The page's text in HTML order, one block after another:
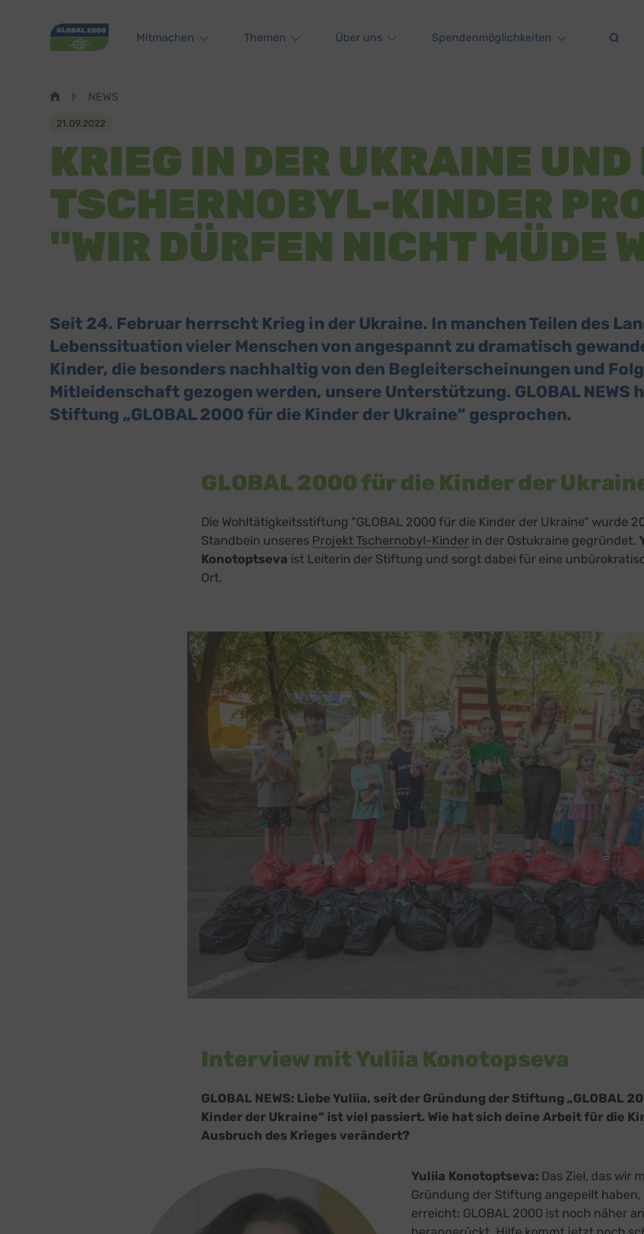
Mitmachen Themen Über uns Spendenmöglichkeiten
NEWS
21.09.2022
KRIEG IN DER UKRAINE UND
TSCHERNOBYL-KINDER
"WIR DÜRFEN NICHT MÜDE
Seit 24. Februar herrscht Krieg in der Ukraine. In manchen Teilen des
Lebenssituation vieler Menschen von angespannt zu dramatisch
Kinder, die besonders nachhaltig von den Begleiterscheinungen und
Mitleidenschaft gezogen werden, unsere Unterstützung. GLOBAL
Stiftung „GLOBAL 2000 für die Kinder der Ukraine“ gesprochen.
GLOBAL 2000 für die Kinder der
Die Wohltätigkeitsstiftung "GLOBAL 2000 für die Kinder der Ukraine" wurde
Standbein unseres Projekt Tschernobyl-Kinder in der Ostukraine gegründet.
Konotoptseva ist Leiterin der Stiftung und sorgt dabei für eine
Ort.
Interview mit Yuliia Konotopseva
GLOBAL NEWS: Liebe Yuliia, seit der Gründung der Stiftung „GLOBAL
Kinder der Ukraine“ ist viel passiert. Wie hat sich deine Arbeit für die
Ausbruch des Krieges verändert?
Yuliia Konotoptseva: Das Ziel, das wir
Gründung der Stiftung angepeilt haben,
erreicht: GLOBAL 2000 ist noch näher